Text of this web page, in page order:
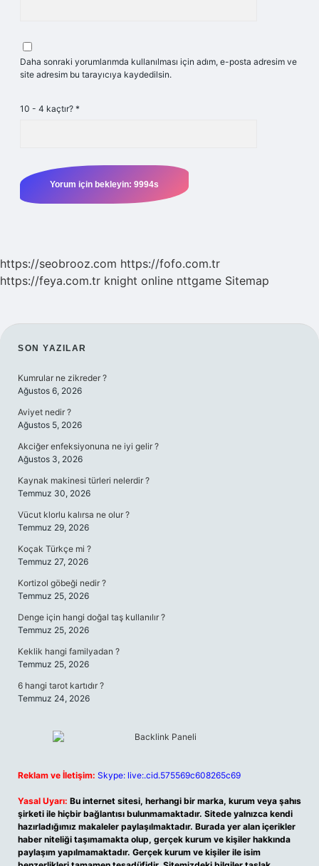
Daha sonraki yorumlarımda kullanılması için adım, e-posta adresim ve
site adresim bu tarayıcıya kaydedilsin.
10 - 4 kaçtır? *
https://seobrooz.com https://fofo.com.tr
https://feya.com.tr knight online nttgame Sitemap
SIDEBAR
SON YAZILAR
Kumrular ne zikreder ?
Ağustos 6, 2026
Aviyet nedir ?
Ağustos 5, 2026
Akciğer enfeksiyonuna ne iyi gelir ?
Ağustos 3, 2026
Kaynak makinesi türleri nelerdir ?
Temmuz 30, 2026
Vücut klorlu kalırsa ne olur ?
Temmuz 29, 2026
Koçak Türkçe mi ?
Temmuz 27, 2026
Kortizol göbeği nedir ?
Temmuz 25, 2026
Denge için hangi doğal taş kullanılır ?
Temmuz 25, 2026
Keklik hangi familyadan ?
Temmuz 25, 2026
6 hangi tarot kartıdır ?
Temmuz 24, 2026
Reklam ve İletişim: Skype: live:.cid.575569c608265c69
Yasal Uyarı: Bu internet sitesi, herhangi bir marka, kurum veya şahıs
şirketi ile hiçbir bağlantısı bulunmamaktadır. Sitede yalnızca kendi
hazırladığımız makaleler paylaşılmaktadır. Burada yer alan içerikler
haber niteliği taşımamakta olup, gerçek kurum ve kişiler hakkında
paylaşım yapılmamaktadır. Gerçek kurum ve kişiler ile isim